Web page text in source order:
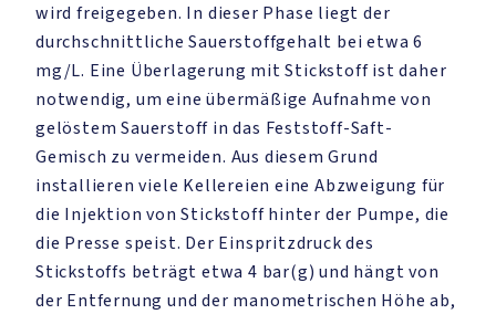
wird freigegeben. In dieser Phase liegt der
durchschnittliche Sauerstoffgehalt bei etwa 6
mg/L. Eine Überlagerung mit Stickstoff ist daher
notwendig, um eine übermäßige Aufnahme von
gelöstem Sauerstoff in das Feststoff-Saft-
Gemisch zu vermeiden. Aus diesem Grund
installieren viele Kellereien eine Abzweigung für
die Injektion von Stickstoff hinter der Pumpe, die
die Presse speist. Der Einspritzdruck des
Stickstoffs beträgt etwa 4 bar(g) und hängt von
der Entfernung und der manometrischen Höhe ab,